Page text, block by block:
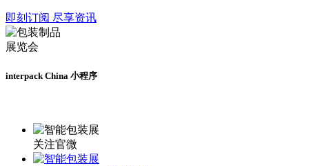
即刻订阅 尽享资讯
interpack China 小程序
关注官微